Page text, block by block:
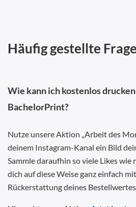
Häufig gestellte
Wie kann ich kostenlos
BachelorPrint?
Nutze unsere Aktion „Arbeit des
deinem Instagram-Kanal ein Bild
Sammle daraufhin so viele Likes wie
dich auf diese Weise ganz einfach
Rückerstattung deines